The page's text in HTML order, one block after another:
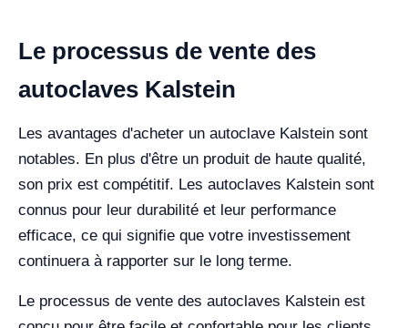
Le processus de vente des
autoclaves Kalstein
Les avantages d'acheter un autoclave Kalstein sont
notables. En plus d'être un produit de haute qualité,
son prix est compétitif. Les autoclaves Kalstein sont
connus pour leur durabilité et leur performance
efficace, ce qui signifie que votre investissement
continuera à rapporter sur le long terme.
Le processus de vente des autoclaves Kalstein est